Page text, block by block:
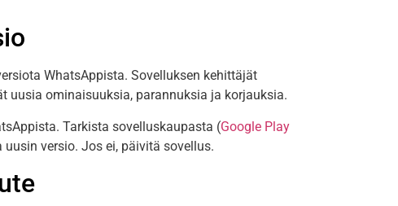
WhatsAppista. Sovelluksen kehittäjät
uusia ominaisuuksia, parannuksia ja korjauksia.
Tarkista sovelluskaupasta (Google Play
versio. Jos ei, päivitä sovellus.